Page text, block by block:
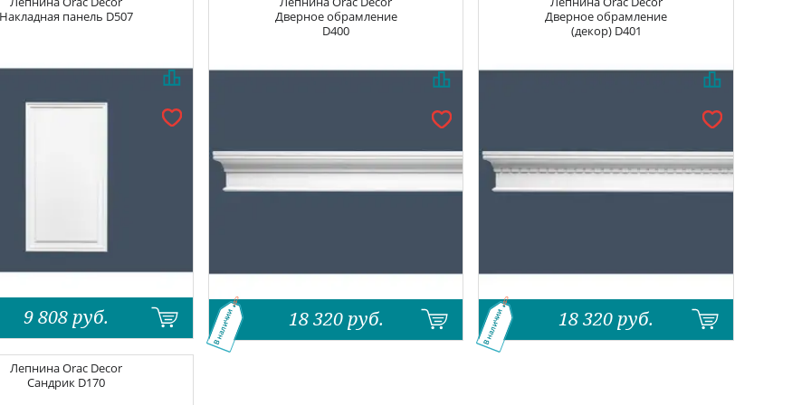
панель D507
9 808 руб.
Дверное обрамление
D400
18 320 руб.
В наличии
Дверное обрамление
(декор) D401
18 320 руб.
В наличии
ЛепнинаOrac Decor
Сандрик D170